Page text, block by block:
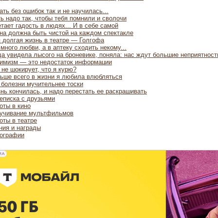
без ошибок так и не научилась...
надо так, чтобы тебя помнили и сволочи
гадость в людях... И в себе самой
должна быть чистой на каждом спектакле
жизнь в театре — Голгофа
любви, а в аптеку сходить некому...
увидела лысого на броневике, поняла: нас ждут большие
— это недостаток информации
шокирует, что я курю?
всего в жизни я любила влюбляться
мучительнее тоски
кончилась, и надо перестать ее раскрашивать
с друзьями
в кино
мультфильмов
в театре
и награды